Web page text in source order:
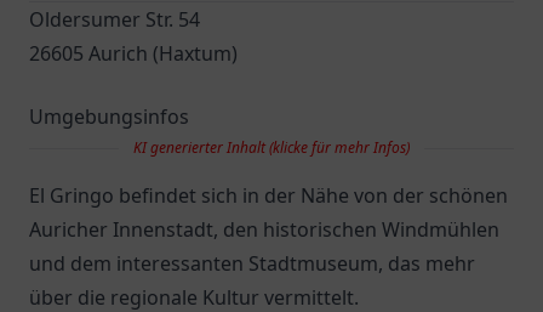
Oldersumer Str. 54
26605 Aurich (Haxtum)
Umgebungsinfos
KI generierter Inhalt (klicke für mehr Infos)
El Gringo befindet sich in der Nähe von der schönen
Auricher Innenstadt, den historischen Windmühlen
und dem interessanten Stadtmuseum, das mehr
über die regionale Kultur vermittelt.